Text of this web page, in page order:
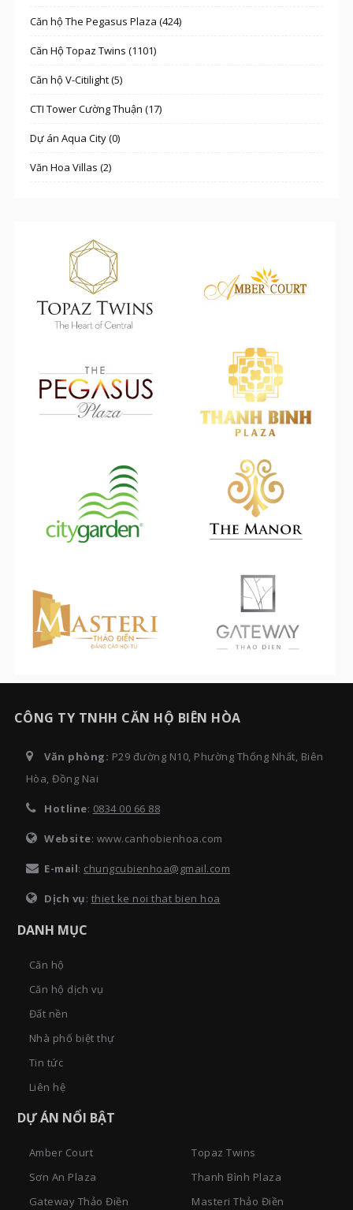
Căn hộ The Pegasus Plaza (424)
Căn Hộ Topaz Twins (1101)
Căn hộ V-Citilight (5)
CTI Tower Cường Thuận (17)
Dự án Aqua City (0)
Văn Hoa Villas (2)
CÔNG TY TNHH CĂN HỘ BIÊN HÒA
Văn phòng: P29 đường N10, Phường Thống Nhất, Biên
Hòa, Đồng Nai
Hotline: 0834 00 66 88
Website: www.canhobienhoa.com
E-mail: chungcubienhoa@gmail.com
Dịch vụ: thiet ke noi that bien hoa
DANH MỤC
Căn hộ
Căn hộ dịch vụ
Đất nền
Nhà phố biệt thự
Tin tức
Liên hệ
DỰ ÁN NỔI BẬT
Amber Court
Topaz Twins
Sơn An Plaza
Thanh Bình Plaza
Gateway Thảo Điền
Masteri Thảo Điền